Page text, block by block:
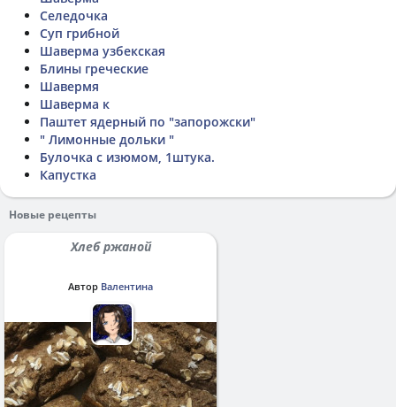
Селедочка
Суп грибной
Шаверма узбекская
Блины греческие
Шавермя
Шаверма к
Паштет ядерный по "запорожски"
" Лимонные дольки "
Булочка с изюмом, 1штука.
Капустка
Новые рецепты
Хлеб ржаной
Автор Валентина